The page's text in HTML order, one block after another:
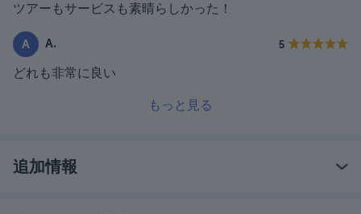
ツアーもサービスも素晴らしかった！
A A. 5
どれも非常に良い
もっと見る
追加情報